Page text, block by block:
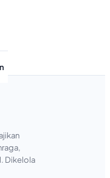
Dikelola